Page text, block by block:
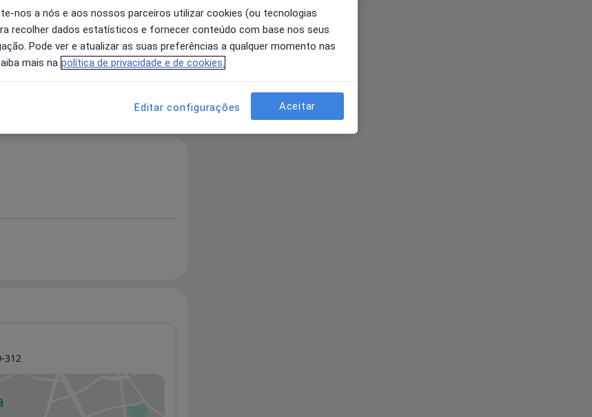
312
novo separador
nos a nós e aos nossos parceiros utilizar cookies (ou tecnologias
recolher dados estatísticos e fornecer conteúdo com base nos seus
Pode ver e atualizar as suas preferências a qualquer momento nas
mais na política de privacidade e de cookies.
Editar configurações Aceitar